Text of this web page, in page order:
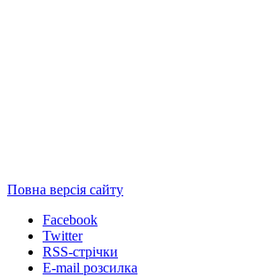
Повна версія сайту
Facebook
Twitter
RSS-стрічки
E-mail розсилка